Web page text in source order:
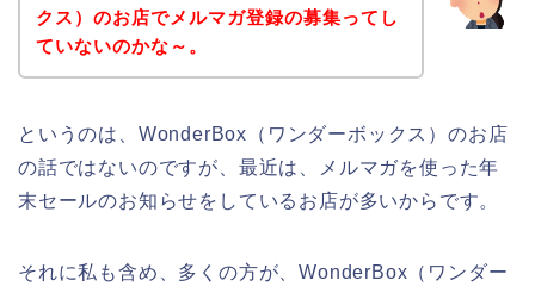
クス）のお店でメルマガ登録の募集ってし
ていないのかな～。
というのは、WonderBox（ワンダーボックス）のお店
の話ではないのですが、最近は、メルマガを使った年
末セールのお知らせをしているお店が多いからです。
それに私も含め、多くの方が、WonderBox（ワンダー